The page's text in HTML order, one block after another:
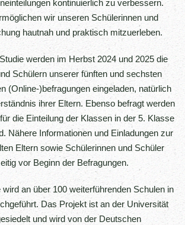
kontinuierlich zu verbessern.
wir unseren Schülerinnen und
hautnah und praktisch mitzuerleben.
werden im Herbst 2024 und 2025 die
Schülern unserer fünften und sechsten
(Online-)befragungen eingeladen, natürlich
ihrer Eltern. Ebenso befragt werden
die Einteilung der Klassen in der 5. Klasse
Nähere Informationen und Einladungen zur
Eltern sowie Schülerinnen und Schüler
vor Beginn der Befragungen.
an über 100 weiterführenden Schulen in
Das Projekt ist an der Universität
und wird von der Deutschen